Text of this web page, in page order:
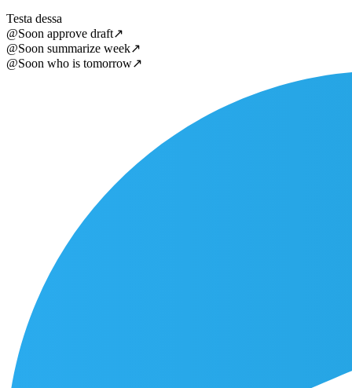
Testa dessa
@Soon approve draft↗
@Soon summarize week↗
@Soon who is tomorrow↗